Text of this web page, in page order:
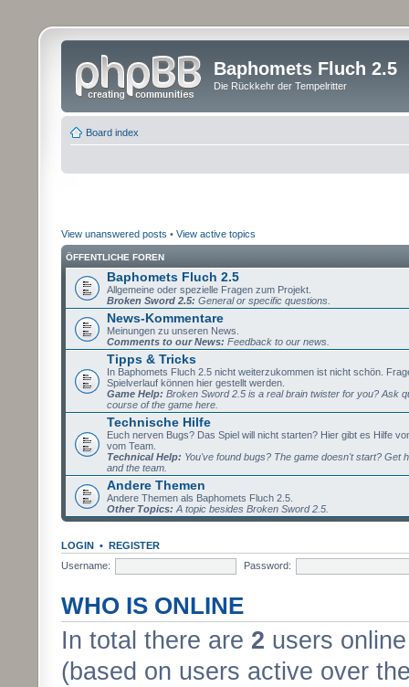
Baphomets Fluch 2.5
Die Rückkehr der Tempelritter
Board index
View unanswered posts • View active topics
ÖFFENTLICHE FOREN
Baphomets Fluch 2.5
Allgemeine oder spezielle Fragen zum Projekt.
Broken Sword 2.5: General or specific questions.
News-Kommentare
Meinungen zu unseren News.
Comments to our News: Feedback to our news.
Tipps & Tricks
In Baphomets Fluch 2.5 nicht weiterzukommen ist nicht schön.
Spielverlauf können hier gestellt werden.
Game Help: Broken Sword 2.5 is a real brain twister for you? Ask
course of the game here.
Technische Hilfe
Euch nerven Bugs? Das Spiel will nicht starten? Hier gibt es Hilfe
vom Team.
Technical Help: You've found bugs? The game doesn't start? Get
and the team.
Andere Themen
Andere Themen als Baphomets Fluch 2.5.
Other Topics: A topic besides Broken Sword 2.5.
LOGIN • REGISTER
Username:
Password:
WHO IS ONLINE
In total there are 2 users
(based on users active over